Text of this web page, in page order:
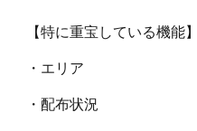
【特に重宝している機能】
・エリア
・配布状況